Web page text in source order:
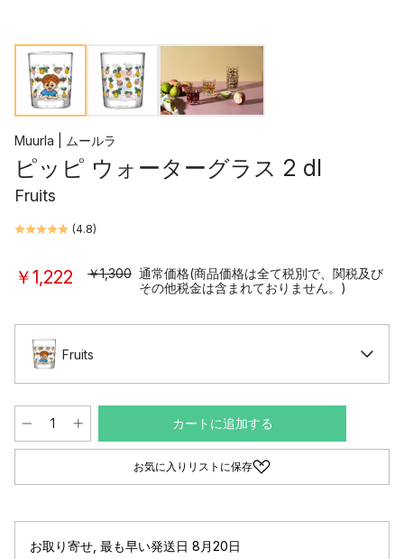
Muurla | ムールラ
ピッピ ウォーターグラス 2 dl
Fruits
(4.8)
￥1,222 ￥1,300 通常価格(商品価格は全て税別で、関税及び
その他税金は含まれておりません。)
Fruits
カートに追加する
お気に入りリストに保存
お取り寄せ 最も早い発送日 8月20日